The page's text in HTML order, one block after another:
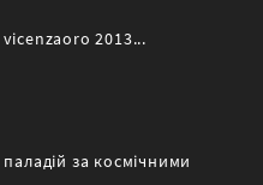
vicenzaoro 2013...
за космічними